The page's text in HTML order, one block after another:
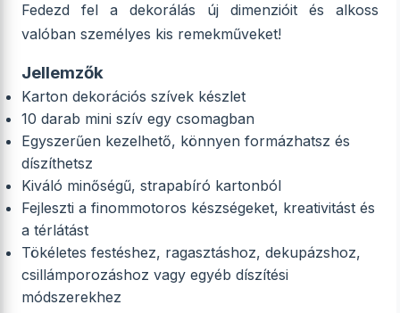
Fedezd fel a dekorálás új dimenzióit és alkoss
valóban személyes kis remekműveket!
Jellemzők
Karton dekorációs szívek készlet
10 darab mini szív egy csomagban
Egyszerűen kezelhető, könnyen formázhatsz és
díszíthetsz
Kiváló minőségű, strapabíró kartonból
Fejleszti a finommotoros készségeket, kreativitást és
a térlátást
Tökéletes festéshez, ragasztáshoz, dekupázshoz,
csillámporozáshoz vagy egyéb díszítési
módszerekhez